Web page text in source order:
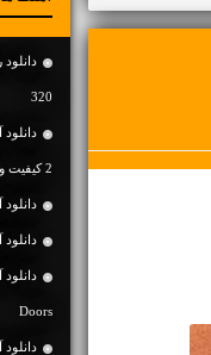
320
2 کیفیت و متن آهنگ
Doors